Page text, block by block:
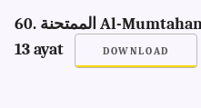
60. الممتحنة Al-Mumtahanah (Wanita yang diuji) -
13 ayat
DOWNLOAD